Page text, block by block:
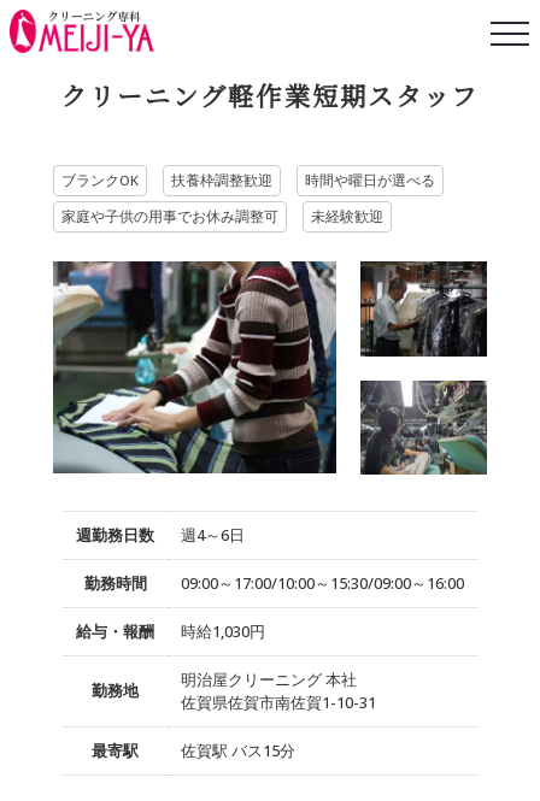
クリーニング軽作業短期スタッフ
ブランクOK 扶養枠調整歓迎
時間や曜日が選べる
家庭や子供の用事でお休み調整可
未経験歓迎
週勤務日数 週4～6日
勤務時間 09:00～17:00/10:00～15:30/09:00～16:00
給与・報酬 時給1,030円
勤務地
明治屋クリーニング 本社
佐賀県佐賀市南佐賀1-10-31
最寄駅 佐賀駅 バス15分